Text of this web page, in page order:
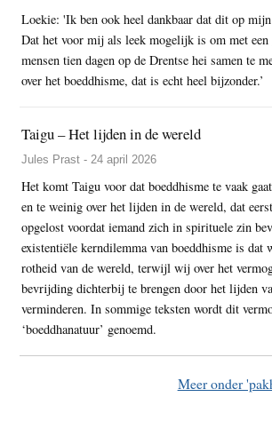
Loekie: 'Ik ben ook heel dankbaar dat dit op
Dat het voor mij als leek mogelijk is om met een
mensen tien dagen op de Drentse hei samen te
over het boeddhisme, dat is echt heel bijzonder.’
Taigu – Het lijden in de wereld
Jules Prast - 24 april 2026
Het komt Taigu voor dat boeddhisme te vaak
en te weinig over het lijden in de wereld, dat
opgelost voordat iemand zich in spirituele zin
existentiële kerndilemma van boeddhisme is dat
rotheid van de wereld, terwijl wij over het
bevrijding dichterbij te brengen door het lijden
verminderen. In sommige teksten wordt dit
‘boeddhanatuur’ genoemd.
Meer onder